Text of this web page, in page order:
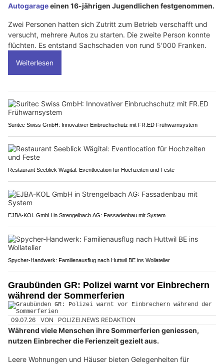
Autogarageeinen 16-jährigen Jugendlichen festgenommen.
Zwei Personen hatten sich Zutritt zum Betrieb verschafft und
versucht, mehrere Autos zu starten. Die zweite Person konnte
flüchten. Es entstand Sachschaden von rund 5'000 Franken.
Weiterlesen
Suritec Swiss GmbH: Innovativer Einbruchschutz mit FR.ED Frühwarnsystem
Restaurant Seeblick Wägital: Eventlocation für Hochzeiten und Feste
EJBA-KOL GmbH in Strengelbach AG: Fassadenbau mit System
Spycher-Handwerk: Familienausflug nach Huttwil BE ins Wollatelier
Graubünden GR: Polizei warnt vor Einbrechern
während der Sommerferien
09.07.26 VON POLIZEI.NEWS REDAKTION
Während viele Menschen ihre Sommerferien geniessen,
nutzen Einbrecher die Ferienzeit gezielt aus.
Leere Wohnungen und Häuser bieten Gelegenheiten für